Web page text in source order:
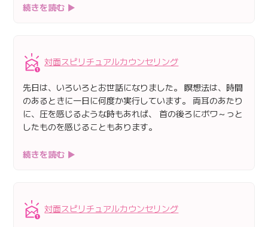
続きを読む ▶
対面スピリチュアルカウンセリング
先日は、いろいろとお世話になりました。 瞑想法は、時間
のあるときに一日に何度か実行しています。 両耳のあたり
に、圧を感じるような時もあれば、 首の後ろにボワ～っと
したものを感じることもあります。
続きを読む ▶
対面スピリチュアルカウンセリング